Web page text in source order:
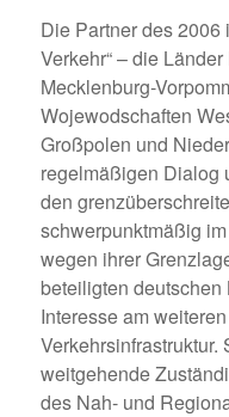
Die Partner des 2006
Verkehr“ – die
Mecklenburg-
Wojewodschaften
Großpolen und
regelmäßigen Dialog
den
schwerpunktmäßig
wegen ihrer
beteiligten
Interesse am
weitgehende
des Nah- und